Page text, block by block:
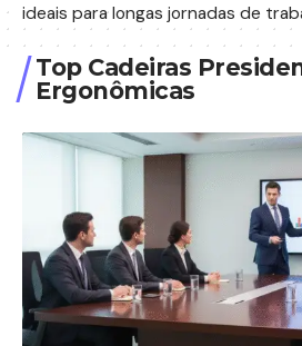
ideais para longas jornadas de
Top Cadeiras
Ergonômicas